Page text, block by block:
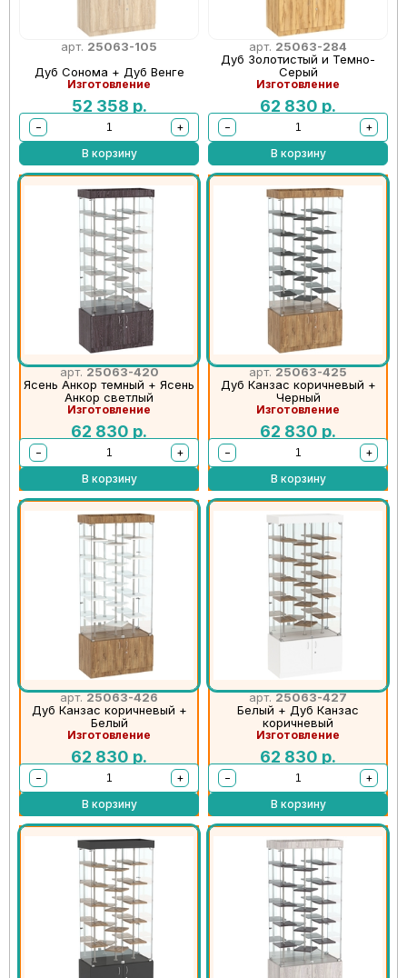
арт. 25063-105
Дуб Сонома + Дуб Венге
Изготовление
52 358 р.
−
+
В корзину
арт. 25063-284
Дуб Золотистый и Темно-
Серый
Изготовление
62 830 р.
−
+
В корзину
арт.25063-420
Ясень Анкор темный + Ясень
Анкор светлый
Изготовление
62 830 р.
−
+
В корзину
арт.25063-425
Дуб Канзас коричневый +
Черный
Изготовление
62 830 р.
−
+
В корзину
арт.25063-426
Дуб Канзас коричневый +
Белый
Изготовление
62 830 р.
−
+
В корзину
арт.25063-427
Белый + Дуб Канзас
коричневый
Изготовление
62 830 р.
−
+
В корзину